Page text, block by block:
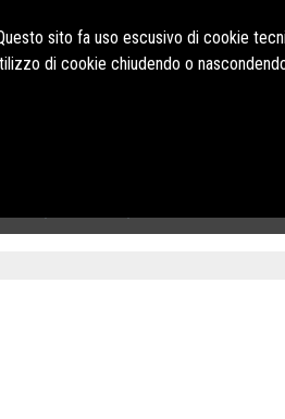
sito fa uso escusivo di cookie
di cookie chiudendo o